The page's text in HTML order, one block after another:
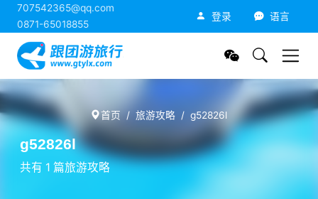
707542365@qq.com
0871-65018855
登录 语言
首页 旅游攻略 g52826l
g52826l
共有 1 篇旅游攻略